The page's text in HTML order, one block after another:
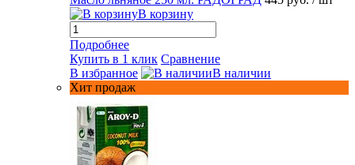
В корзину
Подробнее
Купить в 1 клик Сравнение
В избранное
В наличии
Хит продаж